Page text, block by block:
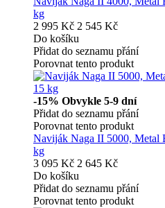
kg
2 995 Kč 2 545 Kč
Do košíku
Přidat do seznamu přání
Porovnat tento produkt
-15% Obvykle 5-9 dní
Přidat do seznamu přání
Porovnat tento produkt
Naviják Naga II 5000, Metal
kg
3 095 Kč 2 645 Kč
Do košíku
Přidat do seznamu přání
Porovnat tento produkt